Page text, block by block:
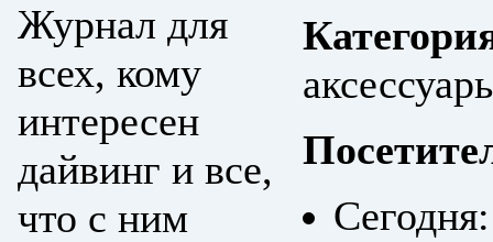
Журнал для
всех, кому
интересен
дайвинг и все,
что с ним